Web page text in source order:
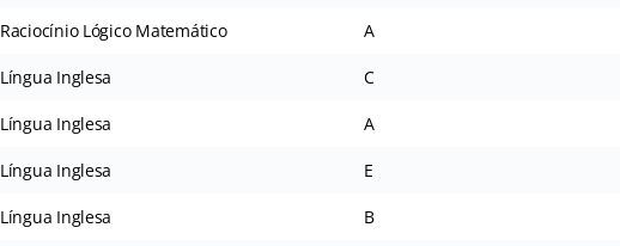
Raciocínio Lógico Matemático A
Língua Inglesa C
Língua Inglesa A
Língua Inglesa E
Língua Inglesa B